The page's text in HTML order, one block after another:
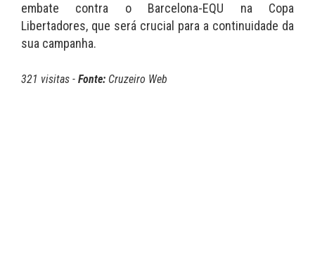
embate contra o Barcelona-EQU na Copa
Libertadores, que será crucial para a continuidade da
sua campanha.
321 visitas - Fonte: Cruzeiro Web